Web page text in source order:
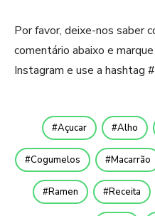
Por favor, deixe-nos saber
comentário abaixo e
Instagram e use a hashtag
Açucar Alho
Cogumelos Macarrão
Ramen Receita